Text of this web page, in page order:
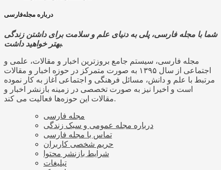
درباره مجله‌فارسی
شما با مجله فارسی، پلی به دنیای علم و سلامت برای داشتن زندگی
بهتر خواهید داشت.
مجله فارسی، سیستم جامع بروزترین اخبار و مقالات، علمی و
اجتماعی از سال ۱۳۹۵ به صورت متمرکز در حوزه اخبار و مقالات
مرتبط با علم و دانش، مسائل فرهنگی و اجتماعی آغاز به کار نموده
است و اخیرا نیز به صورت تخصصی در زمینه بازنشر اخبار و
مقالات این حوزه‌ها فعالیت می کند.
مجله فارسی
درباره مجله عمومی و سبک زندگی
تماس با مجله فارسی
حریم شخصی کاربران
شرایط بازنشر محتوا
تبلیغات